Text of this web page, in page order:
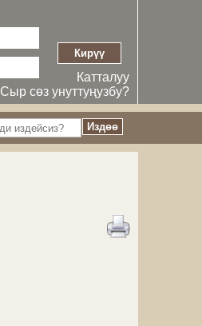
Катталуу
Сыр сөз унуттуңузбу?